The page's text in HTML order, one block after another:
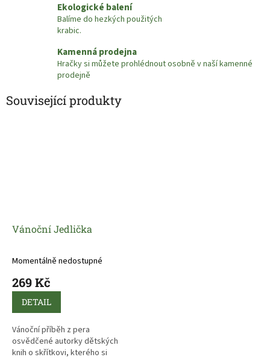
Ekologické balení
Balíme do hezkých použitých
krabic.
Kamenná prodejna
Hračky si můžete prohlédnout osobně v naší kamenné
prodejně
Související produkty
Vánoční Jedlička
Momentálně nedostupné
269 Kč
DETAIL
Vánoční příběh z pera
osvědčené autorky dětských
knih o skřítkovi, kterého si